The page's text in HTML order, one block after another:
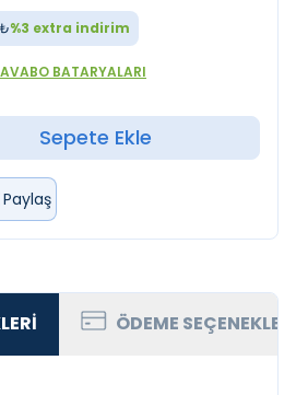
₺%3 extra indirim
BATARYALARI
Sepete Ekle
Paylaş
ÖDEME